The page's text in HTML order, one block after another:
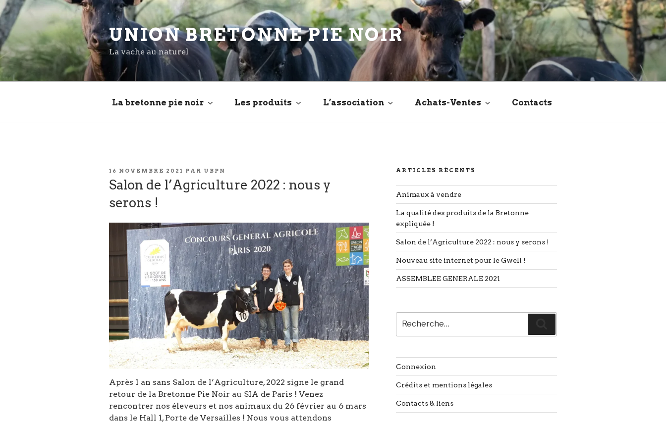
Aller
au
contenu
principal
UNION BRETONNE PIE NOIR
La vache au naturel
La bretonne pie noir Les produits L’association Achats-Ventes Contacts
PUBLIÉ
LE
16 NOVEMBRE 2021 PAR UBPN
Salon de l’Agriculture 2022 : nous y
serons !
Après 1 an sans Salon de l’Agriculture, 2022 signe le grand
retour de la Bretonne Pie Noir au SIA de Paris ! Venez
rencontrer nos éleveurs et nos animaux du 26 février au 6 mars
dans le Hall 1, Porte de Versailles ! Nous vous attendons
ARTICLES RÉCENTS
Animaux à vendre
La qualité des produits de la Bretonne
expliquée !
Salon de l’Agriculture 2022 : nous y serons !
Nouveau site internet pour le Gwell !
ASSEMBLEE GENERALE 2021
pour
:
Connexion
Crédits et mentions légales
Contacts & liens